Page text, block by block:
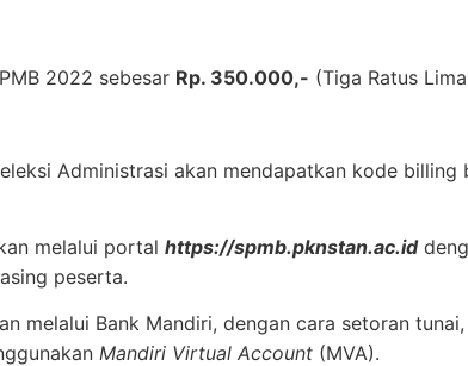
2022 sebesar Rp. 350.000,- (Tiga Ratus
Administrasi akan mendapatkan kode billing
melalui portal https://spmb.pknstan.ac.id
peserta.
melalui Bank Mandiri, dengan cara setoran
Mandiri Virtual Account (MVA).